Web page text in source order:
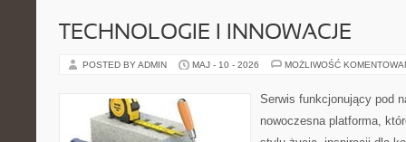
TECHNOLOGIE I INNOWACJE
POSTED BY ADMIN MAJ - 10 - 2026 MOŻLIWOŚĆ
Serwis funkcjonujący pod
nowoczesna platforma,